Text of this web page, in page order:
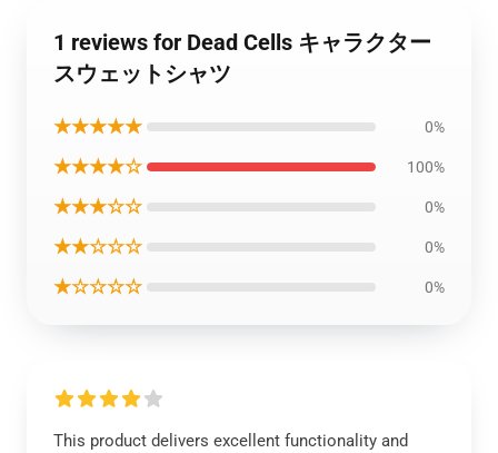
1 reviews for Dead Cells キャラクター
スウェットシャツ
★★★★★ 0%
★★★★☆ 100%
★★★☆☆ 0%
★★☆☆☆ 0%
★☆☆☆☆ 0%
This product delivers excellent functionality and